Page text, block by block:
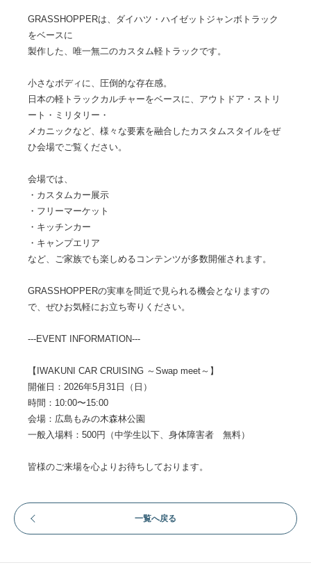
GRASSHOPPERは、ダイハツ・ハイゼットジャンボトラック
をベースに
製作した、唯一無二のカスタム軽トラックです。
小さなボディに、圧倒的な存在感。
日本の軽トラックカルチャーをベースに、アウトドア・ストリ
ート・ミリタリー・
メカニックなど、様々な要素を融合したカスタムスタイルをぜ
ひ会場でご覧ください。
会場では、
・カスタムカー展示
・フリーマーケット
・キッチンカー
・キャンプエリア
など、ご家族でも楽しめるコンテンツが多数開催されます。
GRASSHOPPERの実車を間近で見られる機会となりますの
で、ぜひお気軽にお立ち寄りください。
---EVENT INFORMATION---
【IWAKUNI CAR CRUISING ～Swap meet～】
開催日：2026年5月31日（日）
時間：10:00〜15:00
会場：広島もみの木森林公園
一般入場料：500円（中学生以下、身体障害者 無料）
皆様のご来場を心よりお待ちしております。
一覧へ戻る